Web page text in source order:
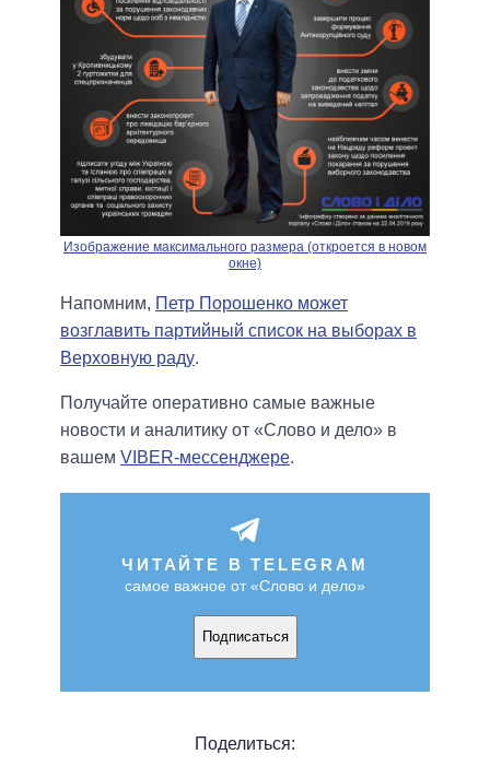
Изображение максимального размера (откроется в новом
окне)
Напомним, Петр Порошенко может
возглавить партийный список на выборах в
Верховную раду.
Получайте оперативно самые важные
новости и аналитику от «Слово и дело» в
вашем VIBER-мессенджере.
ЧИТАЙТЕ В TELEGRAM
самое важное от «Слово и дело»
Подписаться
Поделиться: